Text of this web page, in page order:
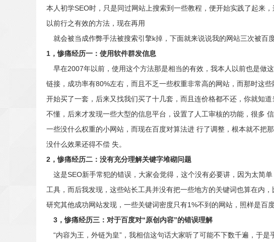
本人初学SEO时，只是同过网站上搜索到一些教程，便开始实践了起来
以前行之有效的方法，现在再用
就会被当成作弊手法被搜索引擎k掉，下面就来说说我的网站三次被百
1，惨痛经历一：使用软件群发信息
早在2007年以前，使用这个方法那是相当的有效，我本人以前也是做
链接，成功率有80%左右，而且不乏一些权重非常高的网站，而那时这
开始买了一套，后来又找我们买了十几套，而且连价格都不还，你就知
不懂，后来才发现一些大型的信息平台，设置了人工审核的功能，很多
一些没什么权重的小网站，而现在百度对算法进 行了调整，根本就不把
没什么效果还得不偿 失。
2，惨痛经历二：没有充分理解关键字堆砌问题
这是SEO新手常犯的错误，大家会觉得，这个没有必要讲，因为太简
工具，而后我发现，这些站长工具并没有把一些地方的关键词也算在内
研究其他成功网站发现，一些关键词密度只有1%不到的网站，照样是百
3，惨痛经历三：对于百度对“原创内容”的错误理解
“内容为王，外链为皇”，我相信这句话大家听了可能不下数千遍，于